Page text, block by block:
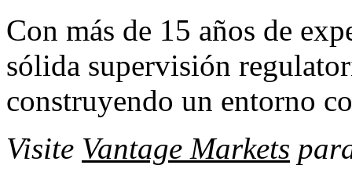
Con más de 15 años de
sólida supervisión
construyendo un entorno
Visite Vantage Markets